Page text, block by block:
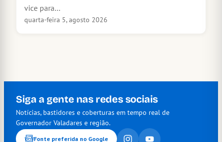
vice para…
quarta-feira 5, agosto 2026
Siga a gente nas redes sociais
Notícias, bastidores e coberturas em tempo real de
Governador Valadares e região.
Fonte preferida no Google